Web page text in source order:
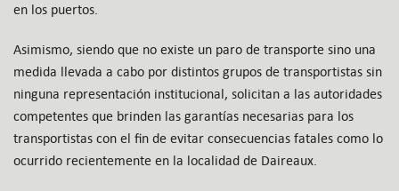
en los puertos.
Asimismo, siendo que no existe un paro de transporte sino una
medida llevada a cabo por distintos grupos de transportistas sin
ninguna representación institucional, solicitan a las autoridades
competentes que brinden las garantías necesarias para los
transportistas con el fin de evitar consecuencias fatales como lo
ocurrido recientemente en la localidad de Daireaux.